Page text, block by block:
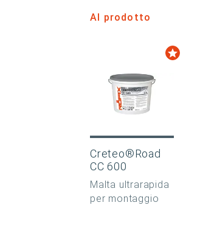
Al prodotto
Creteo®Road
CC 600
Malta ultrarapida
per montaggio